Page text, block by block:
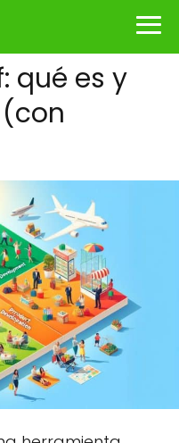
qué es y